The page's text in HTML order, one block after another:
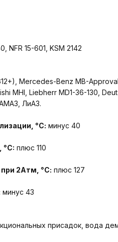
NFR 15-601, KSM 2142
Mercedes-Benz MB-
MHI, Liebherr MD1-36-130,
ЛиАЗ.
°С: минус 40
°C: плюс 110
2Атм, °С: плюс 127
минус 43
присадок, вода